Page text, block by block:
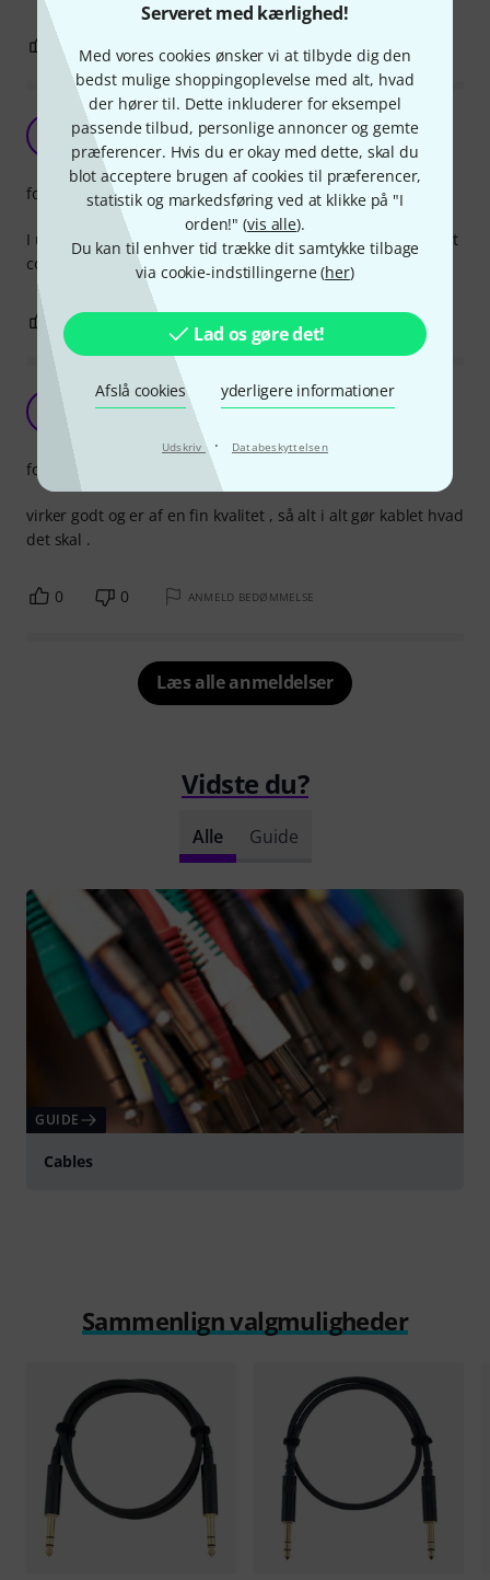
Serveret med kærlighed!
Med vores cookies ønsker vi at tilbyde dig den
bedst mulige shoppingoplevelse med alt, hvad
der hører til. Dette inkluderer for eksempel
passende tilbud, personlige annoncer og gemte
præferencer. Hvis du er okay med dette, skal du
blot acceptere brugen af cookies til præferencer,
statistik og markedsføring ved at klikke på "I
orden!" (vis alle).
Du kan til enhver tid trække dit samtykke tilbage
via cookie-indstillingerne (her)
Lad os gøre det!
Afslå cookies yderligere informationer
Udskriv · Databeskyttelsen
0
Good cable - good price point
Dekadenz 23.04.2021
I use these for my studio monitors - works great and cannot
complain about the price.
forarbejdning
Cordial CFM 1,5 VV
JMPC 08.11.2020
virker godt og er af en fin kvalitet , så alt i alt gør kablet hvad
det skal .
forarbejdning
0 0 ANMELD BEDØMMELSE
Læs alle anmeldelser
Vidste du?
Alle Guide
GUIDE
Cables
Sammenlign valgmuligheder